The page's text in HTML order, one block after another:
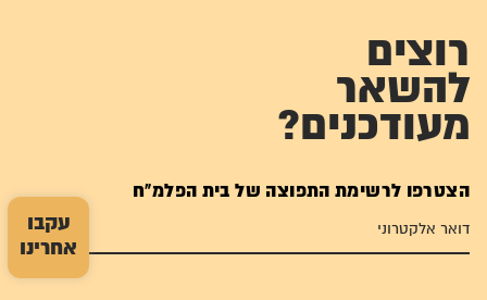
עקבו
אחרינו
רוצים
להשאר
מעודכנים?
הצטרפו לרשימת התפוצה של בית הפלמ"ח